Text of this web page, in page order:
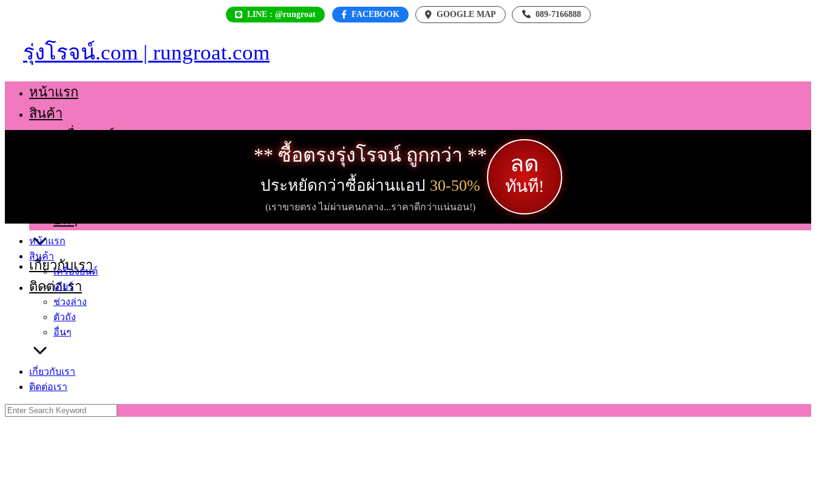
LINE : @rungroat FACEBOOK GOOGLE MAP 089-7166888
รุ่งโรจน์.com | rungroat.com
หน้าแรก
สินค้า
เครื่องยนต์
อื่นๆ
เกี่ยวกับเรา
ติดต่อเรา
** ซื้อตรงรุ่งโรจน์ ถูกกว่า **
ประหยัดกว่าซื้อผ่านแอป 30-50%
(เราขายตรง ไม่ผ่านคนกลาง...ราคาดีกว่าแน่นอน!)
ลด
ทันที!
หน้าแรก
สินค้า
เครื่องยนต์
เกียร์
ช่วงล่าง
ตัวถัง
อื่นๆ
เกี่ยวกับเรา
ติดต่อเรา
Search
for: